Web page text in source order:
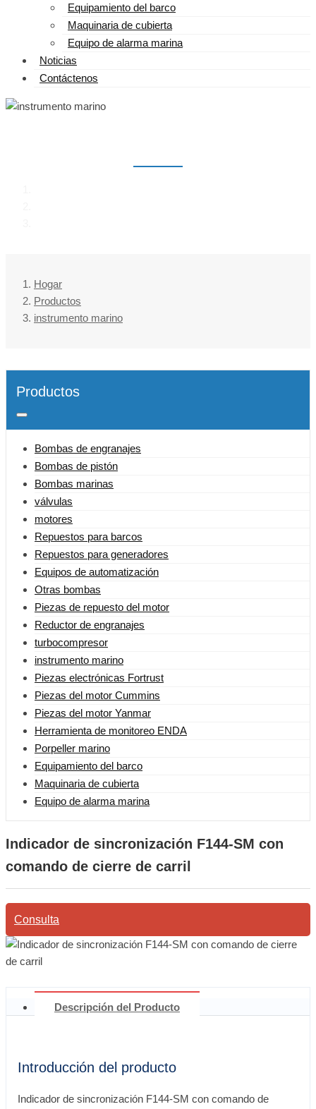
Equipamiento del barco
Maquinaria de cubierta
Equipo de alarma marina
Noticias
Contáctenos
Hogar
Productos
instrumento marino
Productos
Bombas de engranajes
Bombas de pistón
Bombas marinas
válvulas
motores
Repuestos para barcos
Repuestos para generadores
Equipos de automatización
Otras bombas
Piezas de repuesto del motor
Reductor de engranajes
turbocompresor
instrumento marino
Piezas electrónicas Fortrust
Piezas del motor Cummins
Piezas del motor Yanmar
Herramienta de monitoreo ENDA
Porpeller marino
Equipamiento del barco
Maquinaria de cubierta
Equipo de alarma marina
Indicador de sincronización F144-SM con
comando de cierre de carril
Consulta
Descripción del Producto
Introducción del producto
Indicador de sincronización F144-SM con comando de